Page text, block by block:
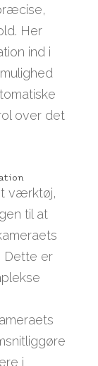
Her
ind i
over det
værktøj,
til at
Dette er
i